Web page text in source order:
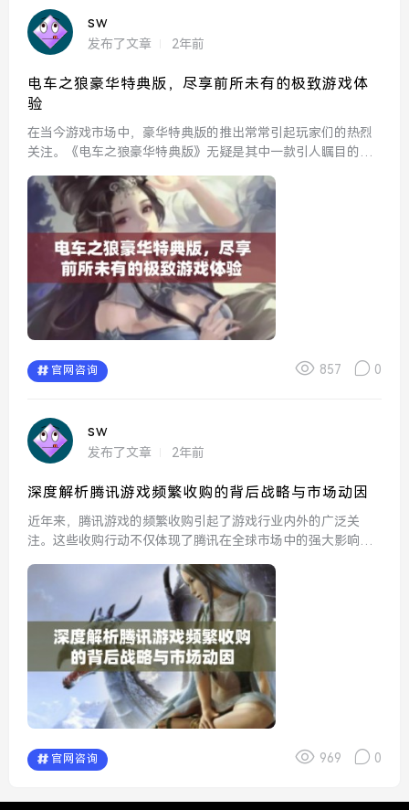
sw
发布了文章 2年前
电车之狼豪华特典版，尽享前所未有的极致游戏体
验
在当今游戏市场中，豪华特典版的推出常常引起玩家们的热烈
关注。《电车之狼豪华特典版》无疑是其中一款引人瞩目的作
游戏体验。此版本汇聚了一系列独特的要素，使玩家能够更深
入地融入...
官网咨询 857 0
sw
发布了文章 2年前
深度解析腾讯游戏频繁收购的背后战略与市场动因
近年来，腾讯游戏的频繁收购引起了游戏行业内外的广泛关
注。这些收购行动不仅体现了腾讯在全球市场中的强大影响
局。在全球化、市场多元化的背景下，腾讯的收购行为似乎并
官网咨询 969 0